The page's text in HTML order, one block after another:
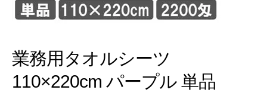
業務用タオルシーツ
110×220cm パープル 単品